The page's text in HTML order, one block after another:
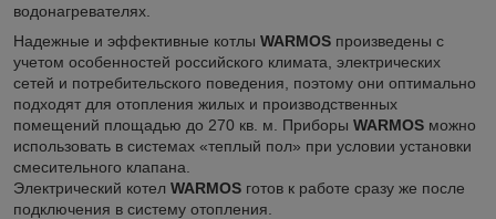
водонагревателях.
Надежные и эффективные котлы WARMOS произведены с
учетом особенностей российского климата, электрических
сетей и потребительского поведения, поэтому они оптимально
подходят для отопления жилых и производственных
помещений площадью до 270 кв. м. Приборы WARMOS можно
использовать в системах «теплый пол» при условии установки
смесительного клапана.
Электрический котел WARMOS готов к работе сразу же после
подключения в систему отопления.